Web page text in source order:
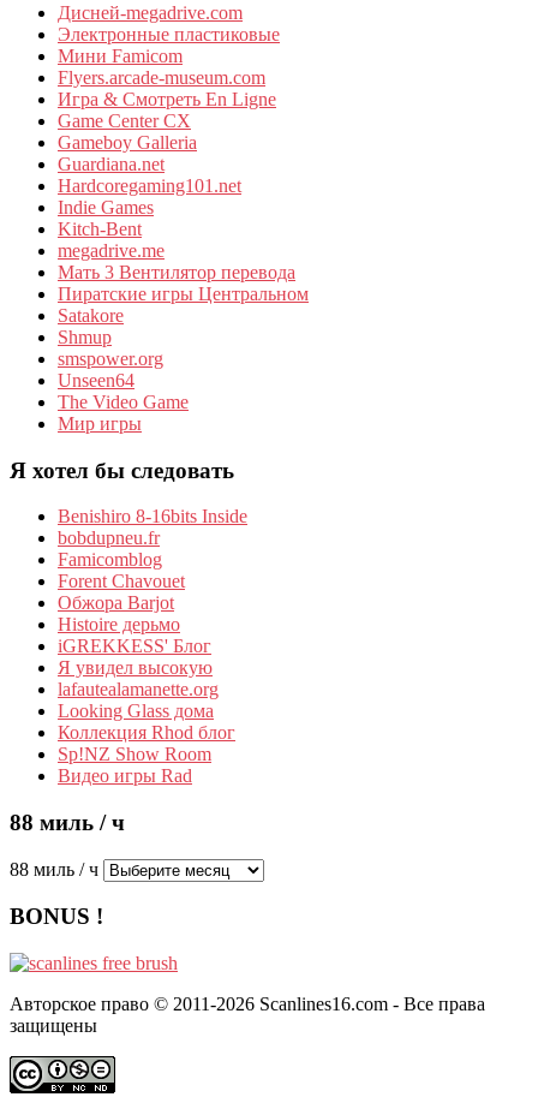
Дисней-megadrive.com
Электронные пластиковые
Мини Famicom
Flyers.arcade-museum.com
Игра & Смотреть En Ligne
Game Center CX
Gameboy Galleria
Guardiana.net
Hardcoregaming101.net
Indie Games
Kitch-Bent
megadrive.me
Мать 3 Вентилятор перевода
Пиратские игры Центральном
Satakore
Shmup
smspower.org
Unseen64
The Video Game
Мир игры
Я хотел бы следовать
Benishiro 8-16bits Inside
bobdupneu.fr
Famicomblog
Forent Chavouet
Обжора Barjot
Histoire дерьмо
iGREKKESS' Блог
Я увидел высокую
lafautealamanette.org
Looking Glass дома
Коллекция Rhod блог
Sp!NZ Show Room
Видео игры Rad
88 миль / ч
88 миль / ч
BONUS !
Авторское право © 2011-2026 Scanlines16.com - Все права
защищены